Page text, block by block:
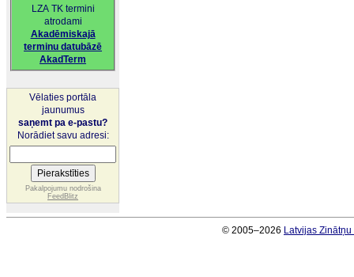
LZA TK termini
atrodami
Akadēmiskajā
terminu datubāzē
AkadTerm
Vēlaties portāla
jaunumus
saņemt pa e-pastu?
Norādiet savu adresi:
Pakalpojumu nodrošina
FeedBlitz
© 2005–2026 Latvijas